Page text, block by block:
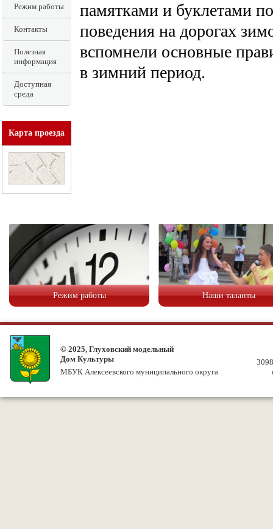
Режим работы
Контакты
Полезная
информация
Доступная
среда
Карта проезда
памятками и буклетами
поведения на дорогах
вспомнели основные
в зимний период.
Режим работы Наши таланты
© 2025, Глуховский модельный
Дом Культуры
МБУК Алексеевского муниципального округа